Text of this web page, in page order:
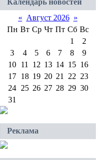
Календарь новостей
« Август 2026 »
Пн Вт Ср Чт Пт Сб Вс
1
2
3
4 5 6 7 8
9
10 11 12 13 14 15 16
17 18 19 20 21 22 23
24 25 26 27 28 29 30
31
Реклама